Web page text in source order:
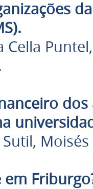
Cella
dos
em